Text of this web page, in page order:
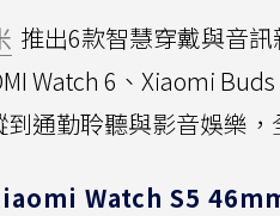
推出6款智慧穿戴與音
Watch 6、Xiaomi
到通勤聆聽與影音娛樂
Watch S5